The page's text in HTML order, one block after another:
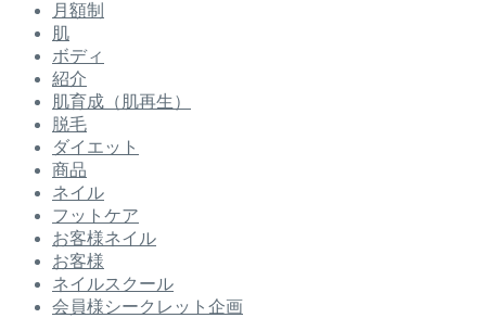
月額制
肌
ボディ
紹介
肌育成（肌再生）
脱毛
ダイエット
商品
ネイル
フットケア
お客様ネイル
お客様
ネイルスクール
会員様シークレット企画